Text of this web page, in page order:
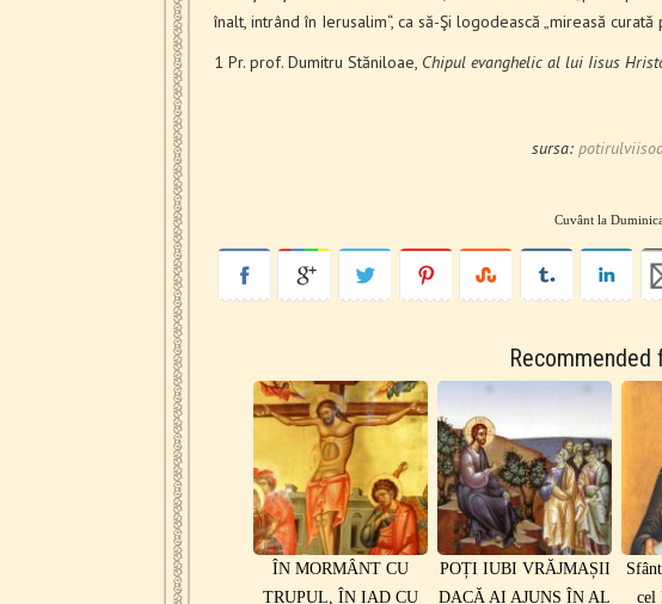
înalt, intrând în Ierusalim“, ca să-Şi logodească „mireasă
1 Pr. prof. Dumitru Stăniloae, Chipul evanghelic al lui Iisus
sursa:
Cuvânt la
Recommended
ÎN MORMÂNT CU
TRUPUL, ÎN IAD CU
POȚI IUBI VRĂJMAȘII
DACĂ AI AJUNS ÎN AL
cel